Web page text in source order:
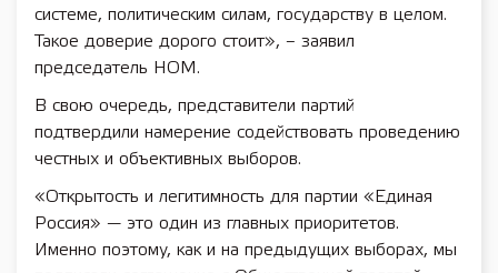
системе, политическим силам, государству в целом.
Такое доверие дорого стоит», – заявил
председатель НОМ.
В свою очередь, представители партий
подтвердили намерение содействовать проведению
честных и объективных выборов.
«Открытость и легитимность для партии «Единая
Россия» — это один из главных приоритетов.
Именно поэтому, как и на предыдущих выборах, мы